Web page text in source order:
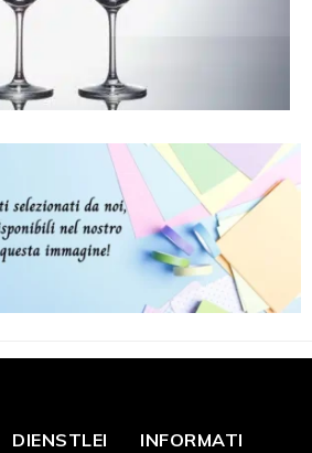
DIENSTLEI
INFORMATI